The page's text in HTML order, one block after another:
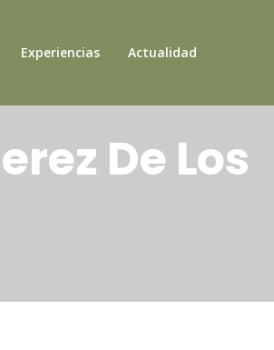
Experiencias Actualidad
De Los